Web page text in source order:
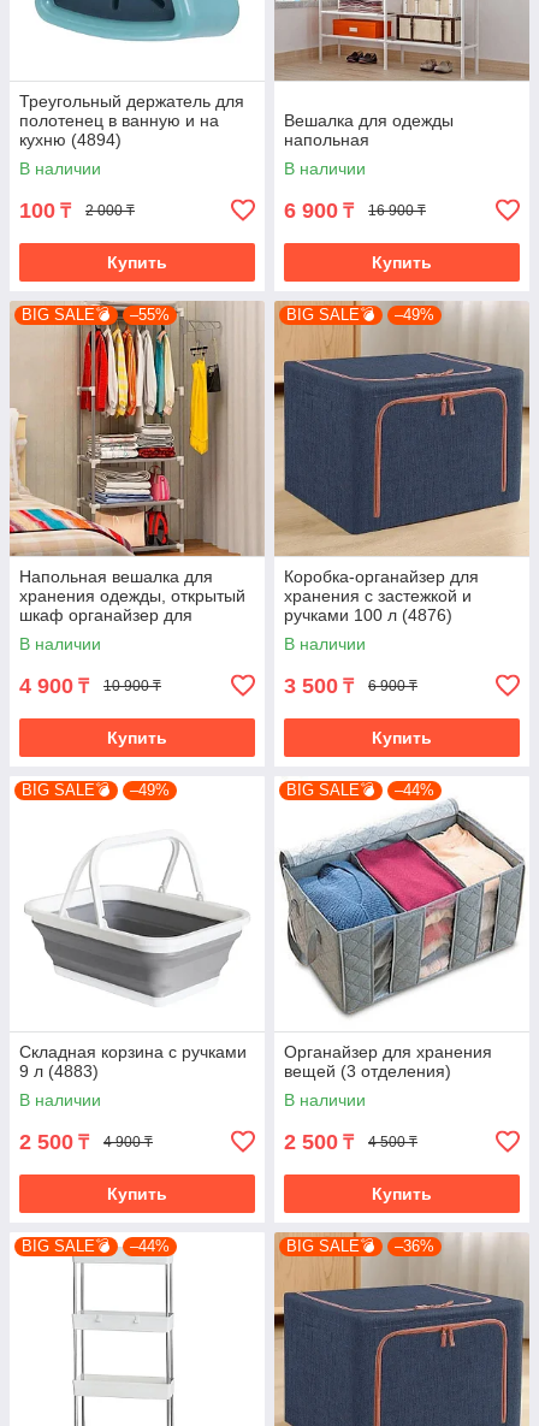
Треугольный держатель для
полотенец в ванную и на
кухню (4894)
В наличии
100 ₸ 2 000 ₸
Купить
Вешалка для одежды
напольная
В наличии
6 900 ₸ 16 900 ₸
Купить
BIG SALE💣 –55%
Напольная вешалка для
хранения одежды, открытый
шкаф органайзер для
одежды на 4 полки
В наличии
4 900 ₸ 10 900 ₸
Купить
BIG SALE💣 –49%
Коробка-органайзер для
хранения с застежкой и
ручками 100 л (4876)
В наличии
3 500 ₸ 6 900 ₸
Купить
BIG SALE💣 –49%
Складная корзина с ручками
9 л (4883)
В наличии
2 500 ₸ 4 900 ₸
Купить
BIG SALE💣 –44%
Органайзер для хранения
вещей (3 отделения)
В наличии
2 500 ₸ 4 500 ₸
Купить
BIG SALE💣 –44% BIG SALE💣 –36%